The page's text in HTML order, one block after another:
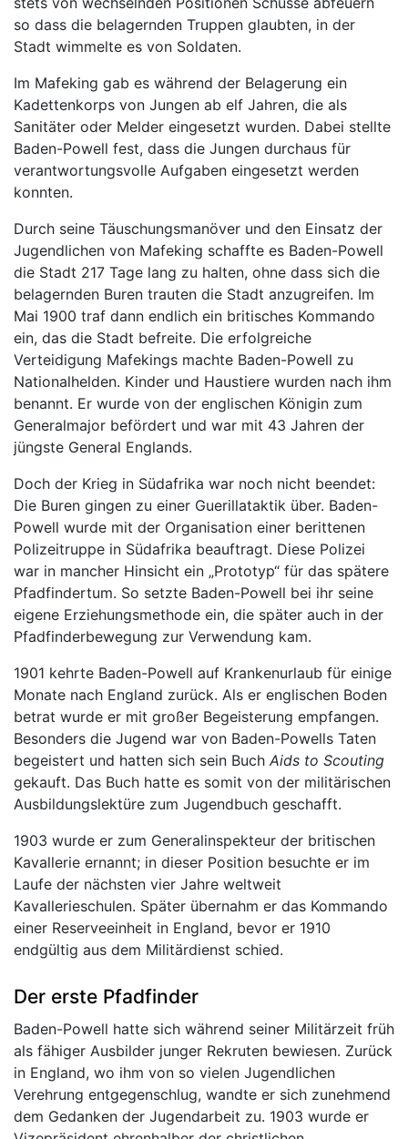
so dass die belagernden Truppen glaubten, in der
Stadt wimmelte es von Soldaten.
Im Mafeking gab es während der Belagerung ein
Kadettenkorps von Jungen ab elf Jahren, die als
Sanitäter oder Melder eingesetzt wurden. Dabei stellte
Baden-Powell fest, dass die Jungen durchaus für
verantwortungsvolle Aufgaben eingesetzt werden
konnten.
Durch seine Täuschungsmanöver und den Einsatz der
Jugendlichen von Mafeking schaffte es Baden-Powell
die Stadt 217 Tage lang zu halten, ohne dass sich die
belagernden Buren trauten die Stadt anzugreifen. Im
Mai 1900 traf dann endlich ein britisches Kommando
ein, das die Stadt befreite. Die erfolgreiche
Verteidigung Mafekings machte Baden-Powell zu
Nationalhelden. Kinder und Haustiere wurden nach ihm
benannt. Er wurde von der englischen Königin zum
Generalmajor befördert und war mit 43 Jahren der
jüngste General Englands.
Doch der Krieg in Südafrika war noch nicht beendet:
Die Buren gingen zu einer Guerillataktik über. Baden-
Powell wurde mit der Organisation einer berittenen
Polizeitruppe in Südafrika beauftragt. Diese Polizei
war in mancher Hinsicht ein „Prototyp“ für das spätere
Pfadfindertum. So setzte Baden-Powell bei ihr seine
eigene Erziehungsmethode ein, die später auch in der
Pfadfinderbewegung zur Verwendung kam.
1901 kehrte Baden-Powell auf Krankenurlaub für einige
Monate nach England zurück. Als er englischen Boden
betrat wurde er mit großer Begeisterung empfangen.
Besonders die Jugend war von Baden-Powells Taten
begeistert und hatten sich sein Buch Aids to Scouting
gekauft. Das Buch hatte es somit von der militärischen
Ausbildungslektüre zum Jugendbuch geschafft.
1903 wurde er zum Generalinspekteur der britischen
Kavallerie ernannt; in dieser Position besuchte er im
Laufe der nächsten vier Jahre weltweit
Kavallerieschulen. Später übernahm er das Kommando
einer Reserveeinheit in England, bevor er 1910
endgültig aus dem Militärdienst schied.
Der erste Pfadfinder
Baden-Powell hatte sich während seiner Militärzeit früh
als fähiger Ausbilder junger Rekruten bewiesen. Zurück
in England, wo ihm von so vielen Jugendlichen
Verehrung entgegenschlug, wandte er sich zunehmend
dem Gedanken der Jugendarbeit zu. 1903 wurde er